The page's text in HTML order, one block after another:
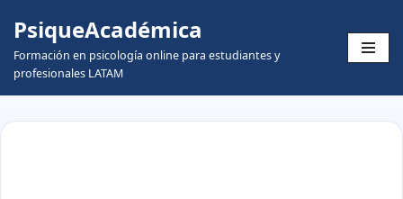
Skip
to
content
PsiqueAcadémica
Formación en psicología online para estudiantes y
profesionales LATAM